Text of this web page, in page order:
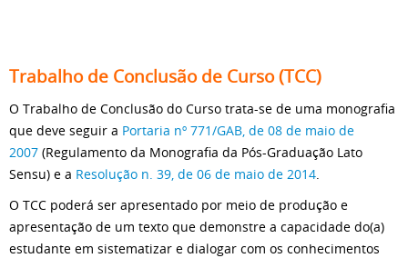
Trabalho de Conclusão de Curso (TCC)
O Trabalho de Conclusão do Curso trata-se de uma monografia
que deve seguir a Portaria nº 771/GAB, de 08 de maio de
2007 (Regulamento da Monografia da Pós-Graduação Lato
Sensu) e a Resolução n. 39, de 06 de maio de 2014.
O TCC poderá ser apresentado por meio de produção e
apresentação de um texto que demonstre a capacidade do(a)
estudante em sistematizar e dialogar com os conhecimentos